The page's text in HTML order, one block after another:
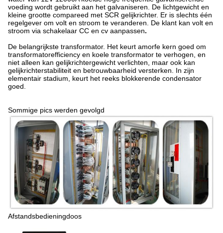
voeding wordt gebruikt aan het galvaniseren. De lichtgewicht en
kleine grootte compareed met SCR gelijkrichter. Er is slechts één
regelgever om volt en stroom te veranderen. De klant kan volt en
stroom via schakelaar CC en cv aanpassen.
De belangrijkste transformator. Het keurt amorfe kern goed om
transformatorefficiency en koele transformator te verhogen, en
niet alleen kan gelijkrichtergewicht verlichten, maar ook kan
gelijkrichterstabiliteit en betrouwbaarheid versterken. In zijn
elementair stadium, keurt het reeks blokkerende condensator
goed.
Sommige pics werden gevolgd
Afstandsbedieningdoos